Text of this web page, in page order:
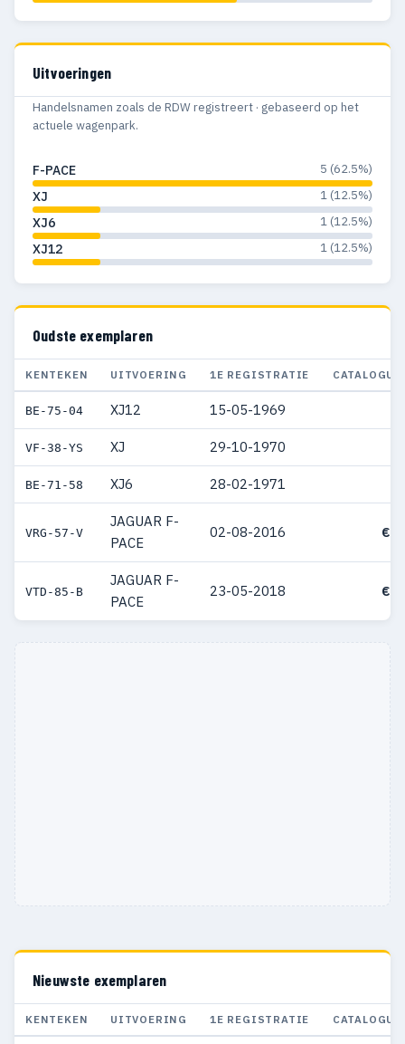
Uitvoeringen
Handelsnamen zoals de RDW registreert · gebaseerd op het
actuele wagenpark.
F-PACE 5 (62.5%)
XJ 1 (12.5%)
XJ6 1 (12.5%)
XJ12 1 (12.5%)
Oudste exemplaren
KENTEKEN UITVOERING 1E REGISTRATIE
BE-75-04 XJ12 15-05-1969
VF-38-YS XJ 29-10-1970
BE-71-58 XJ6 28-02-1971
VRG-57-V
JAGUAR F-
PACE
02-08-2016 €
VTD-85-B
JAGUAR F-
PACE
23-05-2018 €
Nieuwste exemplaren
KENTEKEN UITVOERING 1E REGISTRATIE